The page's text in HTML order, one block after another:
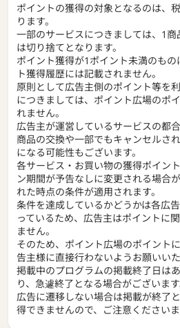
ポイントの獲得の対象となるのは、
ります。
一部のサービスにつきましては、1
は切り捨てとなります。
ポイント獲得が1ポイント未満のも
ト獲得履歴には記載されません。
原則として広告主側のポイント等を
につきましては、ポイント広場のポ
れません。
広告主が運営しているサービスの都
商品の交換や一部でもキャンセルさ
になる可能性もございます。
各サービス・お買い物の獲得ポイン
ン期間が予告なしに変更される場合
れた時点の条件が適用されます。
条件を達成しているかどうかは各広
っているため、広告主はポイントに
ません。
そのため、ポイント広場のポイント
告主様に直接行わないようお願いいた
掲載中のプログラムの掲載終了日は
り、急遽終了となる場合がございます
広告に遷移しない場合は掲載が終了
得できませんので、ご注意くださいま